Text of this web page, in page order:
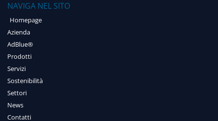
NAVIGA NEL SITO
Homepage
Azienda
AdBlue®
Prodotti
Servizi
Sostenibilità
Settori
News
Contatti